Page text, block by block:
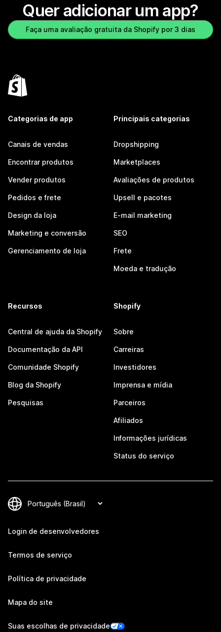
Quer adicionar um app?
Faça uma avaliação gratuita da Shopify por 3 dias
Categorias de app
Canais de vendas
Encontrar produtos
Vender produtos
Pedidos e frete
Design da loja
Marketing e conversão
Gerenciamento de loja
Principais categorias
Dropshipping
Marketplaces
Avaliações de produtos
Upsell e pacotes
E-mail marketing
SEO
Frete
Moeda e tradução
Recursos
Central de ajuda da Shopify
Documentação da API
Comunidade Shopify
Blog da Shopify
Pesquisas
Shopify
Sobre
Carreiras
Investidores
Imprensa e mídia
Parceiros
Afiliados
Informações jurídicas
Status do serviço
Login de desenvolvedores
Termos de serviço
Política de privacidade
Mapa do site
Suas escolhas de privacidade